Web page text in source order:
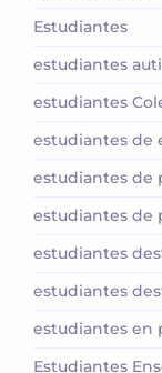
Estudiantes
estudiantes
estudiantes
estudiantes de
estudiantes de
estudiantes de
estudiantes
estudiantes
estudiantes en
Estudiantes